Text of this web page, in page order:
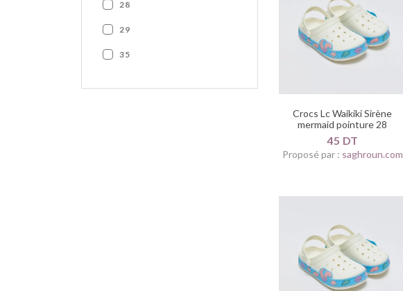
28
29
35
Crocs Lc Waikiki Sirène
mermaid pointure 28
45 DT
Proposé par : saghroun.com